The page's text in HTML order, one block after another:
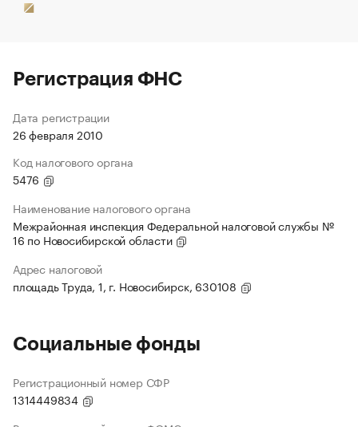
Регистрация ФНС
Дата регистрации
26 февраля 2010
Код налогового органа
5476
Наименование налогового органа
Межрайонная инспекция Федеральной налоговой службы №
16 по Новосибирской области
Адрес налоговой
площадь Труда, 1, г. Новосибирск, 630108
Социальные фонды
Регистрационный номер СФР
1314449834